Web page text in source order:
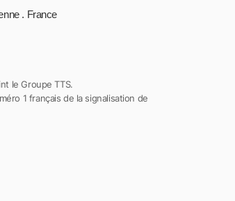
. France
le Groupe TTS.
1 français de la signalisation de